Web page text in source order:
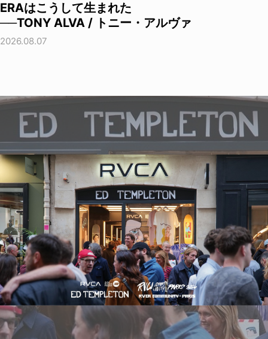
ERAはこうして生まれた
──TONY ALVA / トニー・アルヴァ
2026.08.07